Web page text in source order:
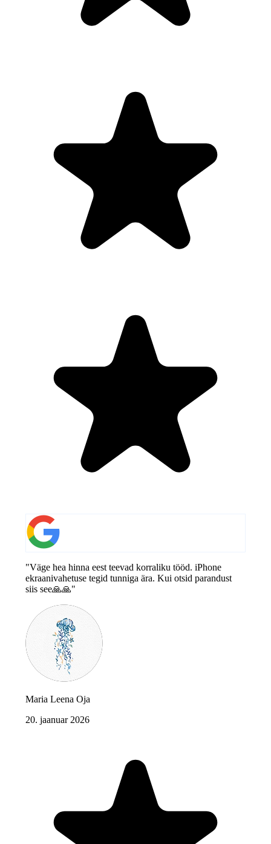
"Väge hea hinna eest teevad korraliku tööd. iPhone
ekraanivahetuse tegid tunniga ära. Kui otsid parandust
siis see🙏🙏"
Maria Leena Oja
20. jaanuar 2026